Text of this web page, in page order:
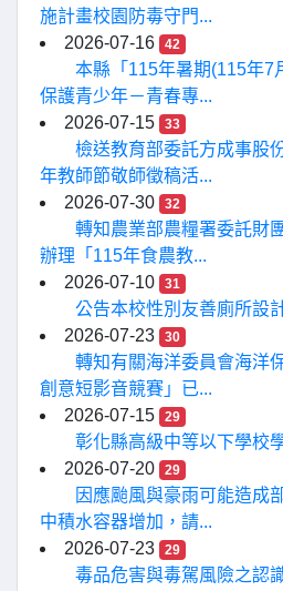
施計畫校園防毒守門...
2026-07-16
42
本縣「115年暑期(115年7
保護青少年－青春專...
2026-07-15
33
檢送教育部委託方成事股
年教師節敬師徵稿活...
2026-07-30
32
轉知農業部農糧署委託財
辦理「115年食農教...
2026-07-10
31
公告本校性別友善廁所設
2026-07-23
30
轉知有關海洋委員會海洋
創意短影音競賽」已...
2026-07-15
29
彰化縣高級中等以下學校
2026-07-20
29
因應颱風與豪雨可能造成
中積水容器增加，請...
2026-07-23
29
毒品危害與毒駕風險之認